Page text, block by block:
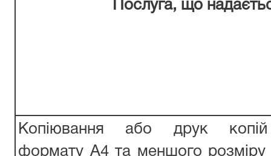
Послуга, що
Копіювання або друк копій
формату А4 та меншого розміру